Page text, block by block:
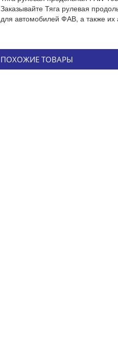
Заказывайте Тяга рулевая
для автомобилей ФАВ, а также их
ПОХОЖИЕ ТОВАРЫ